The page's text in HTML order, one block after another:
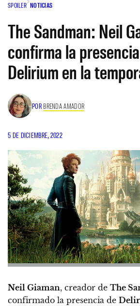
SPOILER NOTICIAS
The Sandman: Neil
confirma la
Delirium en la
POR BRENDA AMADOR
5 DE DICIEMBRE, 2022
Neil Giaman, creador de The
confirmado la presencia de